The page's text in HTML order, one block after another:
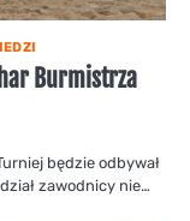
Burmistrza
będzie odbywał
zawodnicy nie…